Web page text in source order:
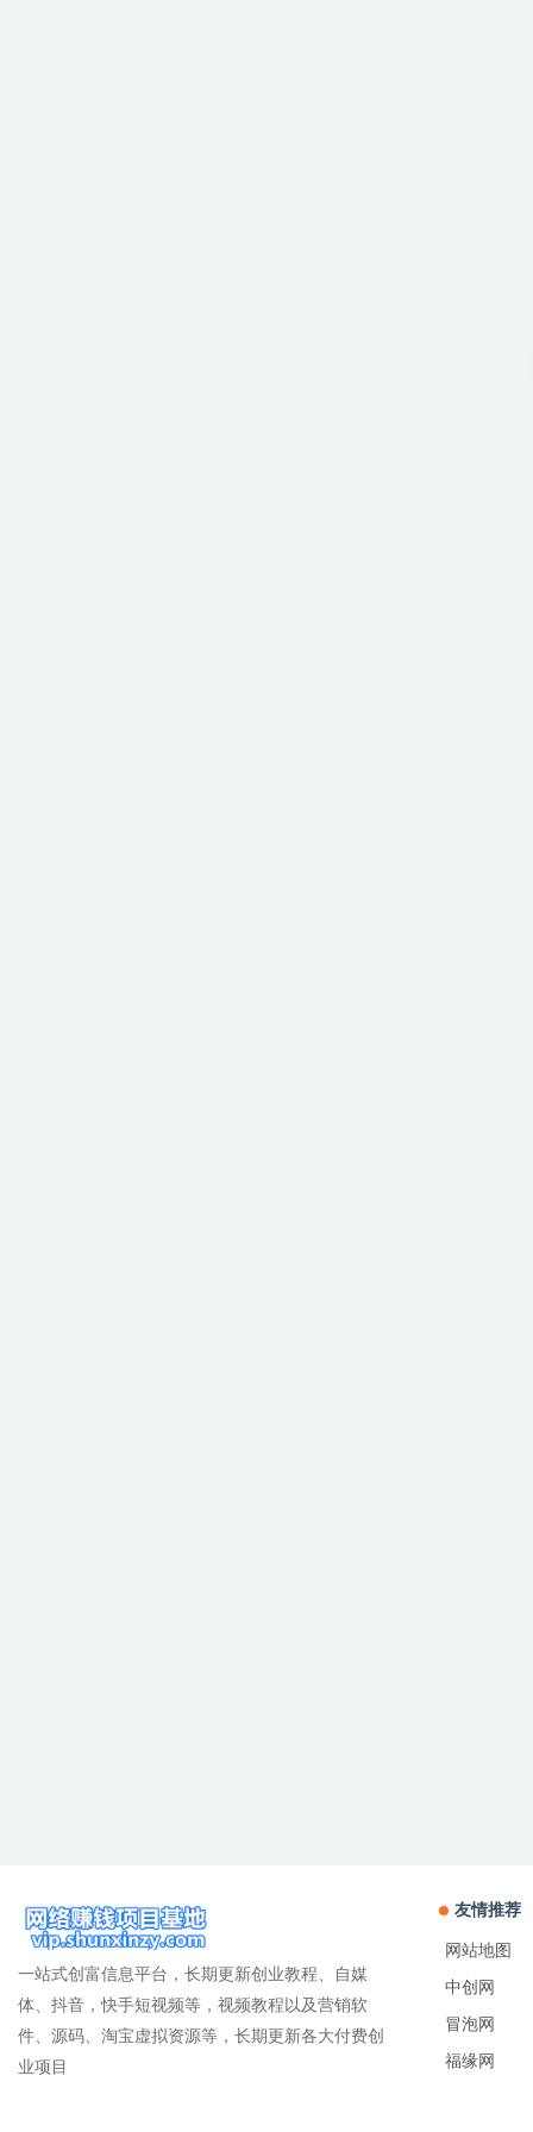
一站式创富信息平台，长期更新创业教程、自媒
体、抖音，快手短视频等，视频教程以及营销软
件、源码、淘宝虚拟资源等，长期更新各大付费创
业项目
友情推荐
网站地图
中创网
冒泡网
福缘网